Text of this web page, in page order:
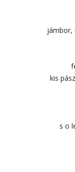
jámbor,
kis
s o